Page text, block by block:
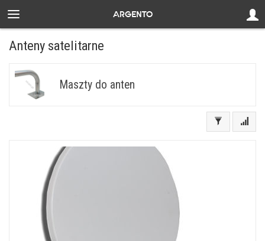
Anteny satelitarne
Maszty do anten